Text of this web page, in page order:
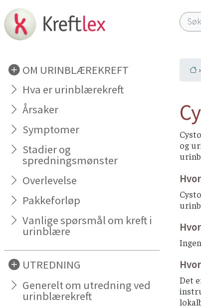
OM URINBLÆREKREFT
Hva er urinblærekreft
Årsaker
Symptomer
Stadier og
spredningsmønster
Overlevelse
Pakkeforløp
Vanlige spørsmål om kreft i
urinblære
UTREDNING
Generelt om utredning ved
urinblærekreft
og
Det